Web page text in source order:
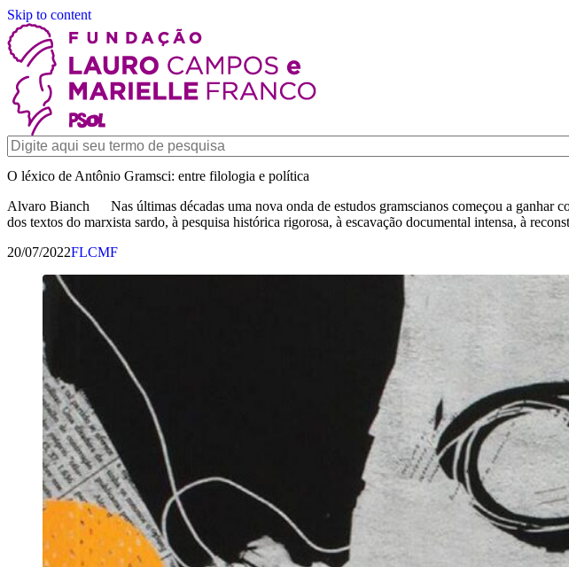
Skip to content
O léxico de Antônio Gramsci: entre filologia e política
Alvaro Bianch Nas últimas décadas uma nova onda de estudos gramscianos começou a ganhar
dos textos do marxista sardo, à pesquisa histórica rigorosa, à escavação documental intensa, à
20/07/2022FLCMF